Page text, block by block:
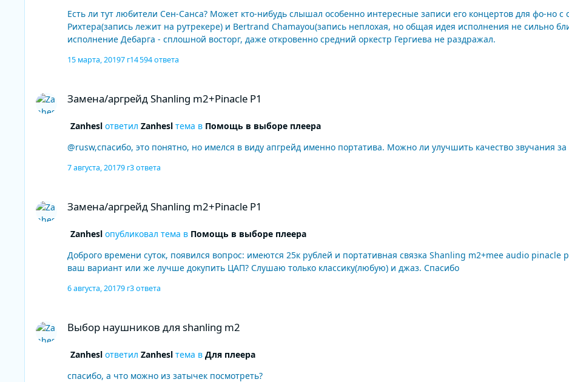
Есть ли тут любители Сен-Санса? Может кто-нибудь слышал особенно интересные записи его концертов для фо-но с
Рихтера(запись лежит на рутрекере) и Bertrand Chamayou(запись неплохая, но общая идея исполнения не сильно
исполнение Дебарга - сплошной восторг, даже откровенно средний оркестр Гергиева не раздражал.
15 марта, 20197 г14 594 ответа
Замена/аргрейд Shanling m2+Pinacle P1
Zanheslответил Zanheslтема в Помощь в выборе плеера
@rusw,спасибо, это понятно, но имелся в виду апгрейд именно портатива. Можно ли улучшить качество звучания
7 августа, 20179 г3 ответа
Замена/аргрейд Shanling m2+Pinacle P1
Zanheslопубликовал тема в Помощь в выборе плеера
Доброго времени суток, появился вопрос: имеются 25к рублей и портативная связка Shanling m2+mee audio pinacle
ваш вариант или же лучше докупить ЦАП? Слушаю только классику(любую) и джаз. Спасибо
6 августа, 20179 г3 ответа
Выбор наушников для shanling m2
Zanheslответил Zanheslтема в Для плеера
спасибо, а что можно из затычек посмотреть?